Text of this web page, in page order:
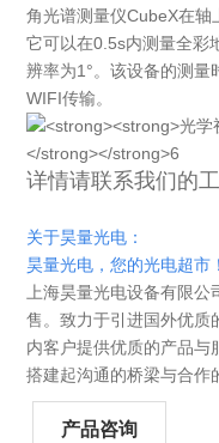
角光谱测量仪CubeX在轴
它可以在0.5s内测量全彩
辨率为1°。该设备的测
WIFI传输。
详情请联系我们的
关于昊量光电：
昊量光电，您的光电超市！
上海昊量光电设备有限公
售。致力于引进国外优质
内客户提供优质的产品与
搭建起沟通的桥梁与合作
产品咨询